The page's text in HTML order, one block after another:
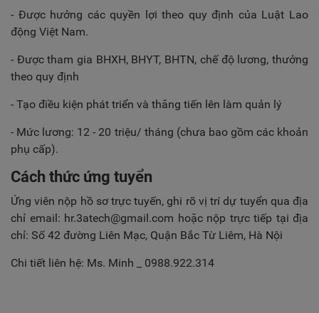
- Được hưởng các quyền lợi theo quy định của Luật Lao
động Việt Nam.
- Được tham gia BHXH, BHYT, BHTN, chế độ lương, thưởng
theo quy định
- Tạo điều kiện phát triển và thăng tiến lên làm quản lý
- Mức lương: 12 - 20 triệu/ tháng (chưa bao gồm các khoản
phụ cấp).
Cách thức ứng tuyển
Ứng viên nộp hồ sơ trực tuyến, ghi rõ vị trí dự tuyển qua địa
chỉ email: hr.3atech@gmail.com hoặc nộp trực tiếp tại địa
chỉ: Số 42 đường Liên Mạc, Quận Bắc Từ Liêm, Hà Nội
Chi tiết liên hệ: Ms. Minh _ 0988.922.314